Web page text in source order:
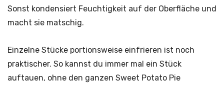
Sonst kondensiert Feuchtigkeit auf der Oberfläche und
macht sie matschig.
Einzelne Stücke portionsweise einfrieren ist noch
praktischer. So kannst du immer mal ein Stück
auftauen, ohne den ganzen Sweet Potato Pie